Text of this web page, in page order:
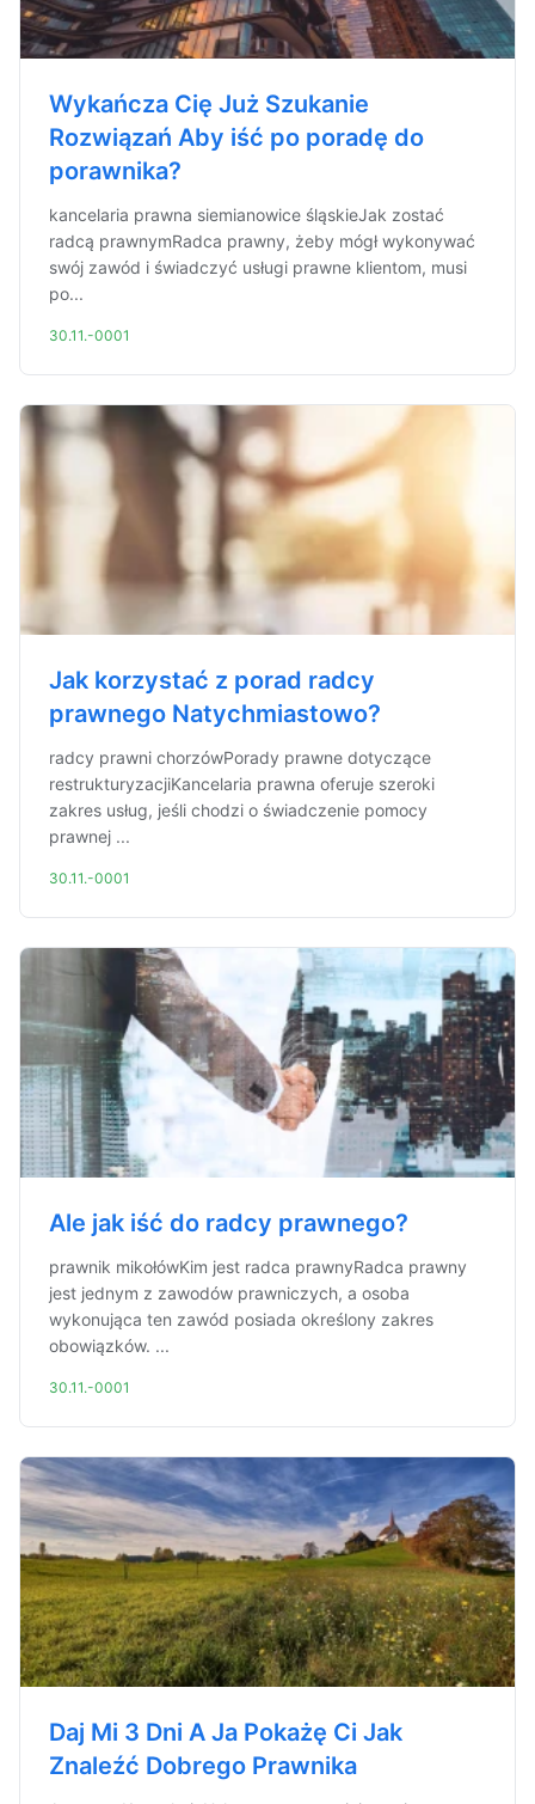
Wykańcza Cię Już Szukanie
Rozwiązań Aby iść po poradę do
porawnika?
kancelaria prawna siemianowice śląskieJak zostać
radcą prawnymRadca prawny, żeby mógł wykonywać
swój zawód i świadczyć usługi prawne klientom, musi
po...
30.11.-0001
Jak korzystać z porad radcy
prawnego Natychmiastowo?
radcy prawni chorzówPorady prawne dotyczące
restrukturyzacjiKancelaria prawna oferuje szeroki
zakres usług, jeśli chodzi o świadczenie pomocy
prawnej ...
30.11.-0001
Ale jak iść do radcy prawnego?
prawnik mikołówKim jest radca prawnyRadca prawny
jest jednym z zawodów prawniczych, a osoba
wykonująca ten zawód posiada określony zakres
obowiązków. ...
30.11.-0001
Daj Mi 3 Dni A Ja Pokażę Ci Jak
Znaleźć Dobrego Prawnika